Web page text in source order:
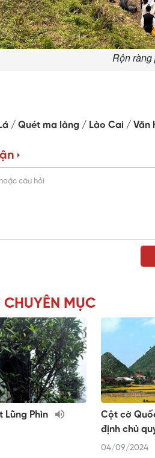
Rộn
/ Quét ma làng / Lào Cai / Văn
MỤC
Lũng Phìn
Cột cờ
định chủ
04/09/2024